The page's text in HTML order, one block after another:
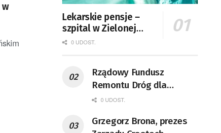
w
Lekarskie pensje –
szpital w Zielonej
Górze podaje dane
0 UDOST.
Rządowy Fundusz
Remontu Dróg dla
województwa lubuskiego
0 UDOST.
Grzegorz Brona, prezes